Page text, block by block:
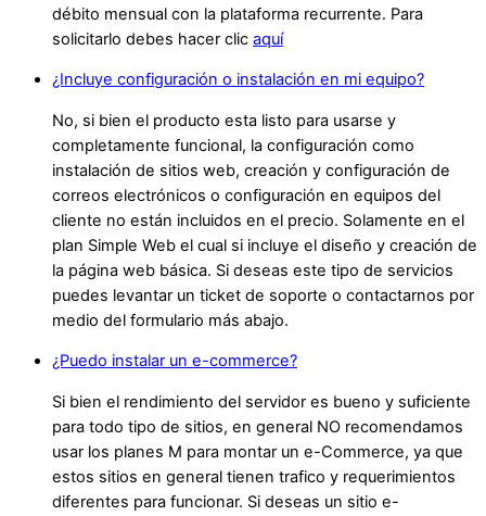
débito mensual con la plataforma recurrente. Para
solicitarlo debes hacer clic aquí
¿Incluye configuración o instalación en mi equipo?
No, si bien el producto esta listo para usarse y
completamente funcional, la configuración como
instalación de sitios web, creación y configuración de
correos electrónicos o configuración en equipos del
cliente no están incluidos en el precio. Solamente en el
plan Simple Web el cual si incluye el diseño y creación de
la página web básica. Si deseas este tipo de servicios
puedes levantar un ticket de soporte o contactarnos por
medio del formulario más abajo.
¿Puedo instalar un e-commerce?
Si bien el rendimiento del servidor es bueno y suficiente
para todo tipo de sitios, en general NO recomendamos
usar los planes M para montar un e-Commerce, ya que
estos sitios en general tienen trafico y requerimientos
diferentes para funcionar. Si deseas un sitio e-